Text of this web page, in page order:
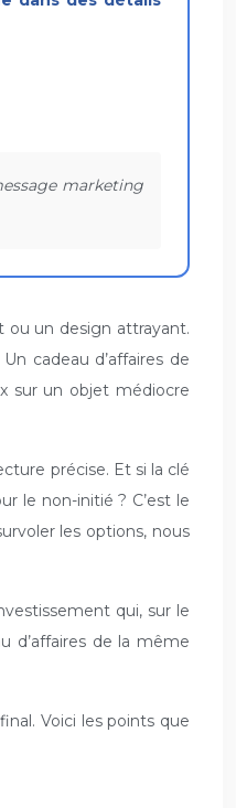
marketing
ou un design attrayant.
cadeau d’affaires de
sur un objet médiocre
précise. Et si la clé
le non-initié ? C’est le
les options, nous
qui, sur le
d’affaires de la même
Voici les points que